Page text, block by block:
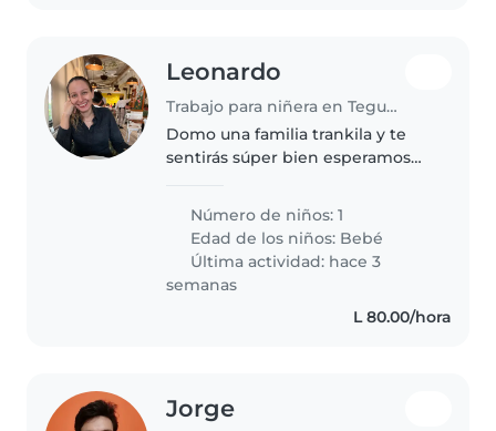
Leonardo
Trabajo para niñera en Tegucigalpa
Domo una familia trankila y te
sentirás súper bien esperamos
Número de niños: 1
Edad de los niños: Bebé
Última actividad: hace 3
semanas
L 80.00/hora
Jorge